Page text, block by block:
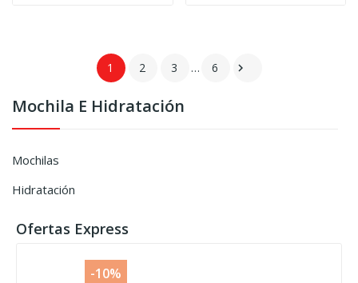
Mochila E Hidratación
Mochilas
Hidratación
Ofertas Express
-10%
1 2 3 … 6 